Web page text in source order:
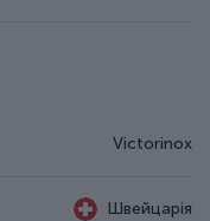
Victorinox
Швейцарія